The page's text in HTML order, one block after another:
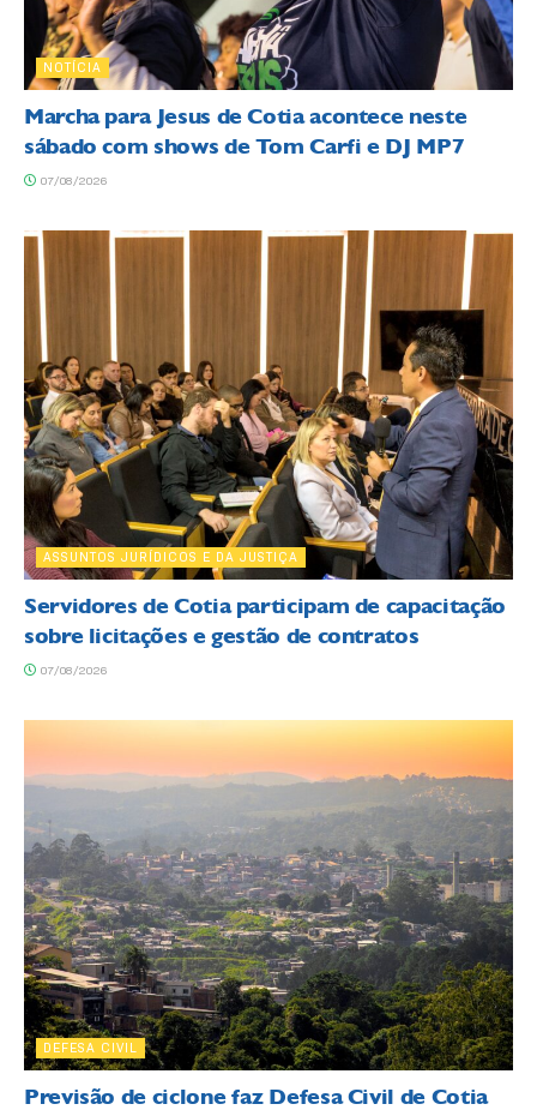
NOTÍCIA
Marcha para Jesus de Cotia acontece neste
sábado com shows de Tom Carfi e DJ MP7
07/08/2026
ASSUNTOS JURÍDICOS E DA JUSTIÇA
Servidores de Cotia participam de capacitação
sobre licitações e gestão de contratos
07/08/2026
DEFESA CIVIL
Previsão de ciclone faz Defesa Civil de Cotia